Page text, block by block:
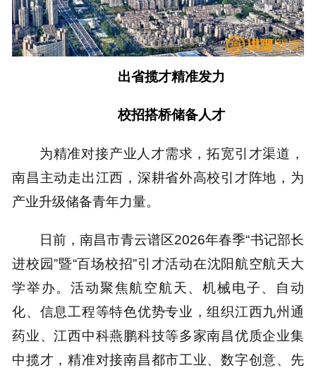
出省揽才精准发力
校招搭桥储备人才
为精准对接产业人才需求，拓宽引才渠道，
南昌主动走出江西，深耕省外高校引才阵地，为
产业升级储备青年力量。
日前，南昌市青云谱区2026年春季“书记部长
进校园”暨“百场校招”引才活动在沈阳航空航天大
学举办。活动聚焦航空航天、机械电子、自动
化、信息工程等特色优势专业，组织江西九州通
药业、江西中科燕鹏科技等多家南昌优质企业集
中揽才，精准对接南昌都市工业、数字创意、先